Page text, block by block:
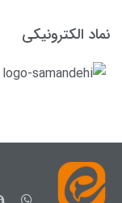
نماد الکترونیکی